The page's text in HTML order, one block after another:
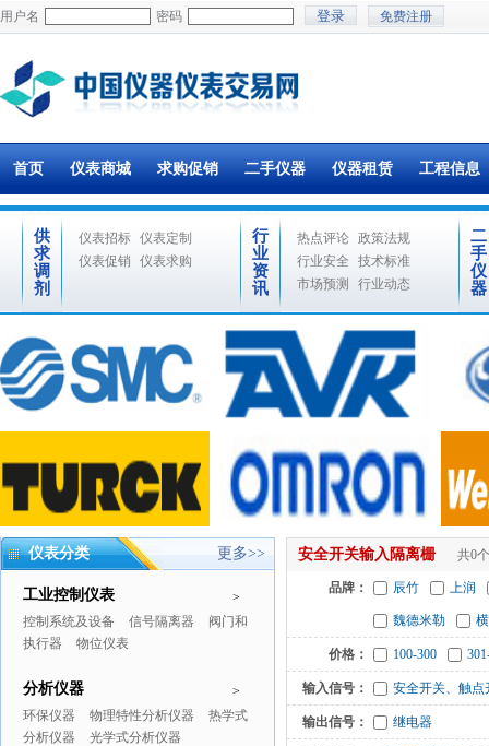
用户名 密码 免费注册
首页 仪表商城 求购促销 二手仪器 仪器租赁 工程信息
供
求
调
剂
仪表招标 仪表定制
仪表促销
仪表求购
行
业
资
讯
热点评论 政策法规
行业安全
技术标准
市场预测
行业动态
二
手
仪
器
仪表分类 更多>>
>
工业控制仪表
控制系统及设备 信号隔离器
阀门和
执行器
物位仪表
>
分析仪器
环保仪器 物理特性分析仪器
热学式
分析仪器
光学式分析仪器
安全开关输入隔离栅 共0
品牌： 辰竹 上润
魏德米勒
价格： 100-300
输入信号： 安全开关、触点
输出信号： 继电器